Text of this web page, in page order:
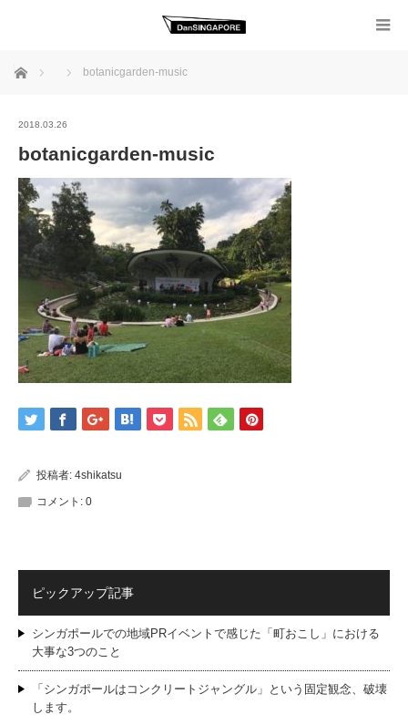
ホーム botanicgarden-music
2018.03.26
botanicgarden-music
投稿者: 4shikatsu
コメント: 0
ピックアップ記事
シンガポールでの地域PRイベントで感じた「町おこし」における
大事な3つのこと
「シンガポールはコンクリートジャングル」という固定観念、破壊
します。